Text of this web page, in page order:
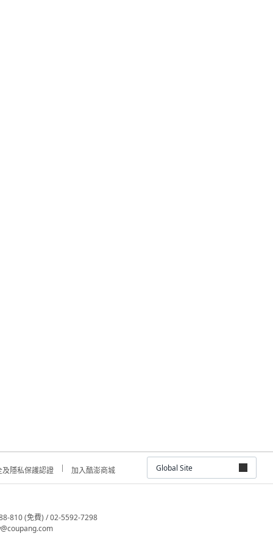
及隱私保護認證 加入酷澎商城 Global Site
810 (免費) / 02-5592-7298